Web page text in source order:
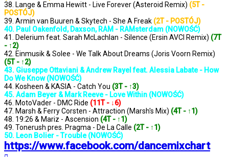
38. Lange & Emma Hewitt - Live Forever (Asteroid Remix) (5T -
POSTÓJ)
39. Armin van Buuren & Skytech - She A Freak (2T - POSTÓJ)
40. Paul Oakenfold, Daxson, RAM - RAMsterdam (NOWOŚĆ)
41. Delerium feat. Sarah McLachlan - Silence (Ersin AVCI Remix) (7T
- ↑2)
42. Einmusik & Solee - We Talk About Dreams (Joris Voorn Remix)
(5T - ↑2)
43. Giuseppe Ottaviani & Andrew Rayel feat. Alessia Labate - How
Do We Know (NOWOŚĆ)
44. Kosheen & KASIA - Catch You (3T - ↑3)
45. Adam Beyer & Mark Reeve - Love Within (NOWOŚĆ)
46. MotoVader - DMC Ride (11T - ↓6)
47. Marsh & Ferry Corsten - Attraction (Marsh's Mix) (4T - ↑1)
48. 19:26 & Mariz - Ascension (4T - ↑1)
49. Tonerush pres. Pragma - De La Calle (2T - ↑1)
50. Leon Bolier - Trouble (NOWOŚĆ)
https://www.facebook.com/dancemixchart